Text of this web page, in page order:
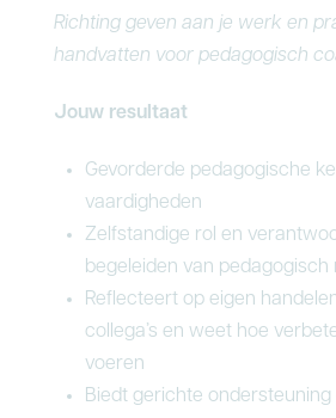
Richting geven aan je werk en
handvatten voor pedagogisch
Jouw resultaat
Gevorderde pedagogische
vaardigheden
Zelfstandige rol en
begeleiden van
Reflecteert op eigen
collega’s en weet hoe
voeren
Biedt gerichte ondersteuning